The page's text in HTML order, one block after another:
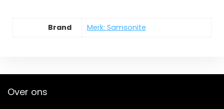
Brand Merk: Samsonite
Over ons